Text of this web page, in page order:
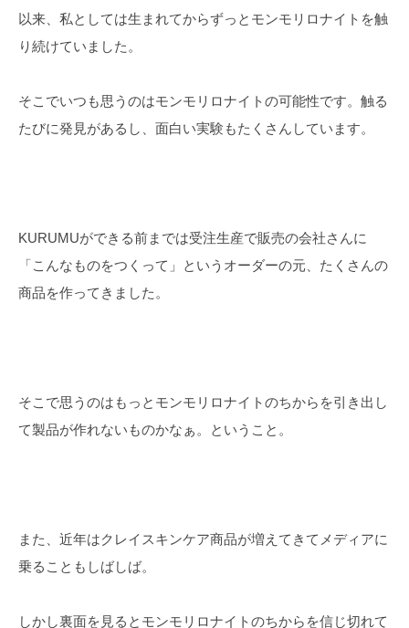
以来、私としては生まれてからずっとモンモリロナイトを触
り続けていました。
そこでいつも思うのはモンモリロナイトの可能性です。触る
たびに発見があるし、面白い実験もたくさんしています。
KURUMUができる前までは受注生産で販売の会社さんに
「こんなものをつくって」というオーダーの元、たくさんの
商品を作ってきました。
そこで思うのはもっとモンモリロナイトのちからを引き出し
て製品が作れないものかなぁ。ということ。
また、近年はクレイスキンケア商品が増えてきてメディアに
乗ることもしばしば。
しかし裏面を見るとモンモリロナイトのちからを信じ切れて